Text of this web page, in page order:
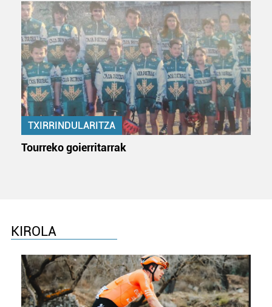
TXIRRINDULARITZA
Tourreko goierritarrak
KIROLA